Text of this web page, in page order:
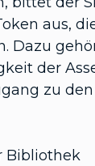
aus,
Dazu
der
zu den
Bibliothek